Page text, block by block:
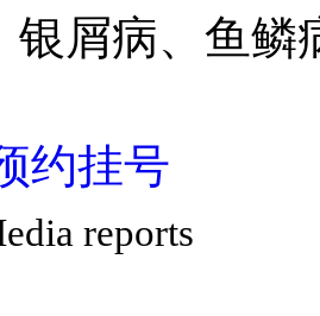
银屑病、鱼鳞
约挂号
reports